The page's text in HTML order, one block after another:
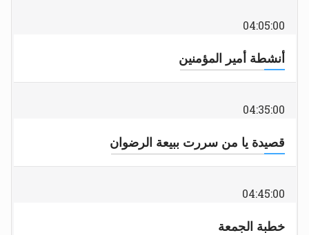
04:05:00
أنشطة أمير المؤمنين
04:35:00
قصيدة يا من سررت ببيعة الرضوان
04:45:00
خطبة الجمعة